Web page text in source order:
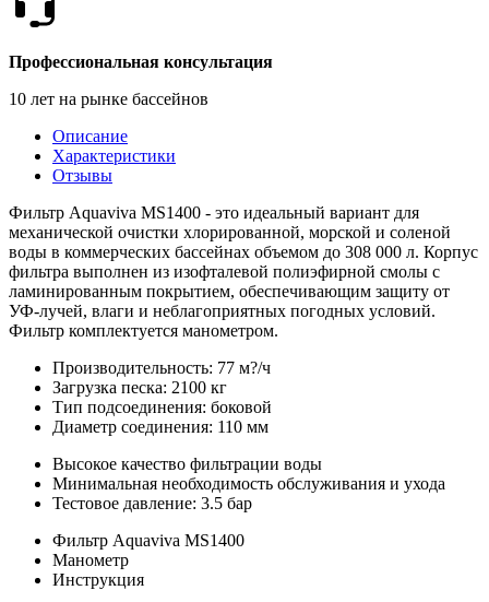
Профессиональная консультация
10 лет на рынке бассейнов
Описание
Характеристики
Отзывы
Фильтр Aquaviva MS1400 - это идеальный вариант для
механической очистки хлорированной, морской и соленой
воды в коммерческих бассейнах объемом до 308 000 л. Корпус
фильтра выполнен из изофталевой полиэфирной смолы с
ламинированным покрытием, обеспечивающим защиту от
УФ-лучей, влаги и неблагоприятных погодных условий.
Фильтр комплектуется манометром.
Производительность: 77 м?/ч
Загрузка песка: 2100 кг
Тип подсоединения: боковой
Диаметр соединения: 110 мм
Высокое качество фильтрации воды
Минимальная необходимость обслуживания и ухода
Тестовое давление: 3.5 бap
Фильтр Aquaviva MS1400
Манометр
Инструкция